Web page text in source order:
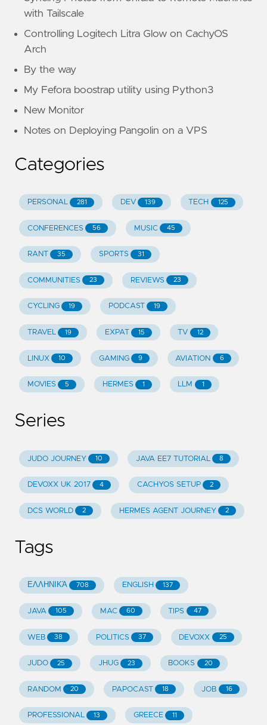
with Tailscale
Controlling Logitech Litra Glow on CachyOS
Arch
By the way
My Fefora boostrap utility using Python3
New Monitor
Notes on Deploying Pangolin on a VPS
Categories
PERSONAL 281 DEV 139 TECH 125
CONFERENCES 56 MUSIC 45
RANT 35 SPORTS 31
COMMUNITIES 23 REVIEWS 23
CYCLING 19 PODCAST 19
TRAVEL 19 EXPAT 15 TV 12
LINUX 10 GAMING 9 AVIATION 6
MOVIES 5 HERMES 1 LLM 1
Series
JUDO JOURNEY 10 JAVA EE7 TUTORIAL 8
DEVOXX UK 2017 4 CACHYOS SETUP 2
DCS WORLD 2 HERMES AGENT JOURNEY 2
Tags
ΕΛΛΗΝΙΚΆ 708 ENGLISH 137
JAVA 105 MAC 60 TIPS 47
WEB 38 POLITICS 37 DEVOXX 25
JUDO 25 JHUG 23 BOOKS 20
RANDOM 20 PAPOCAST 18 JOB 16
PROFESSIONAL 13 GREECE 11